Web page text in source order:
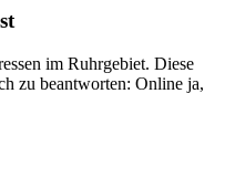
im Ruhrgebiet. Diese
zu beantworten: Online ja,